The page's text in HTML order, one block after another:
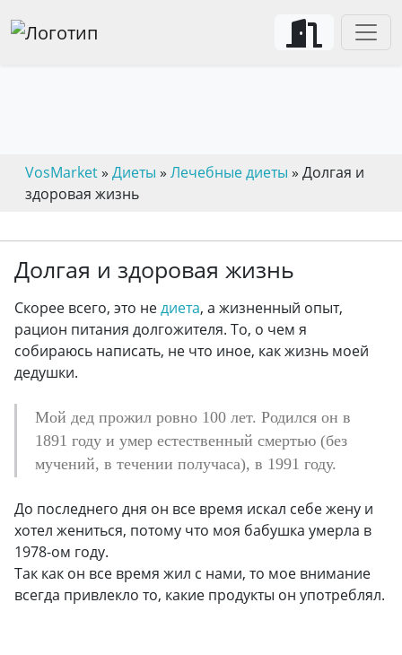
VosMarket» Диеты » Лечебные диеты » Долгая и
здоровая жизнь
Долгая и здоровая жизнь
Скорее всего, это недиета, а жизненный опыт,
рацион питания долгожителя. То, о чем я
собираюсь написать, не что иное, как жизнь моей
дедушки.
Мой дед прожил ровно 100 лет. Родился он в
1891 году и умер естественный смертью (без
мучений, в течении получаса), в 1991 году.
До последнего дня он все время искал себе жену и
хотел жениться, потому что моя бабушка умерла в
1978-ом году.
Так как он все время жил с нами, то мое внимание
всегда привлекло то, какие продукты он употреблял.